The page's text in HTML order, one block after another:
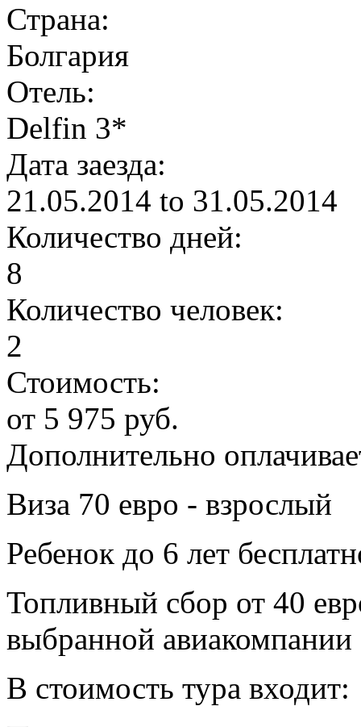
Страна:
Болгария
Отель:
Delfin 3*
Дата заезда:
21.05.2014 to 31.05.2014
Количество дней:
8
Количество человек:
2
Стоимость:
от 5 975 руб.
Дополнительно
Виза 70 евро - взрослый
Ребенок до 6 лет
Топливный сбор от 40
выбранной авиакомпании
В стоимость тура входит: